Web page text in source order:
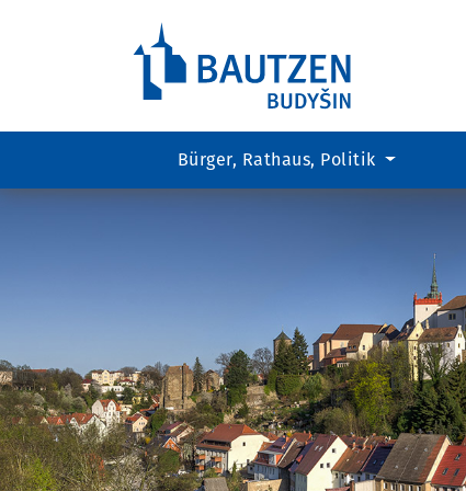
Hauptregion
Bürger, Rathaus, Politik